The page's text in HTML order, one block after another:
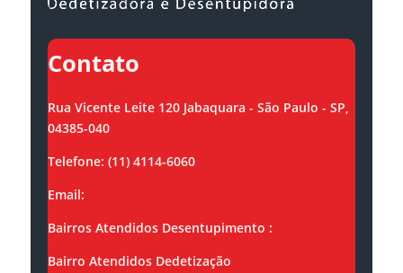
Contato
Rua Vicente Leite 120 Jabaquara - São Paulo - SP,
04385-040
Telefone: (11) 4114-6060
Email:
Bairros Atendidos Desentupimento :
Bairro Atendidos Dedetização